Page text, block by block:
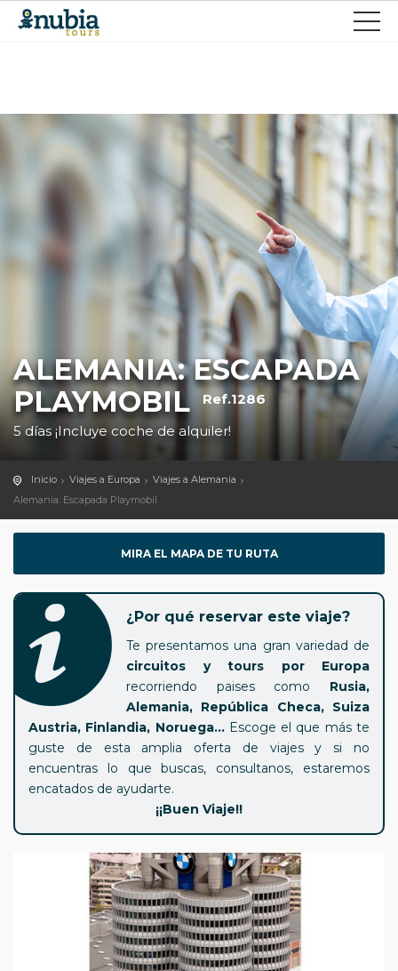
ALEMANIA: ESCAPADA
PLAYMOBIL
Ref.1286
5 días ¡Incluye coche de alquiler!
Inicio Viajes a Europa
Viajes a Alemania
Alemania: Escapada Playmobil
MIRA EL MAPA DE TU RUTA
¿Por qué reservar este viaje?
Te presentamos una gran variedad de
circuitos y tours por Europa
recorriendo paises como Rusia,
Alemania, República Checa, Suiza
Austria, Finlandia, Noruega...Escoge el que más te
guste de esta amplia oferta de viajes y si no
encuentras lo que buscas, consultanos, estaremos
encatados de ayudarte.
¡¡Buen Viaje!!